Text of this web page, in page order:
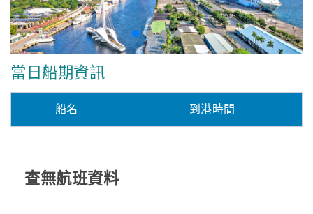
當日船期資訊
船名 到港時間
查無航班資料